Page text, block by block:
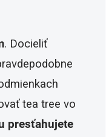
. Docieliť
tea tree vo
presťahujete